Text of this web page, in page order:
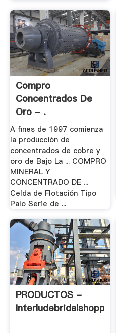
Compro
Concentrados De
Oro - .
A fines de 1997 comienza
la producción de
concentrados de cobre y
oro de Bajo La ... COMPRO
MINERAL Y
CONCENTRADO DE ...
Celda de Flotación Tipo
Palo Serie de ...
PRODUCTOS -
Interludebridalshoppe